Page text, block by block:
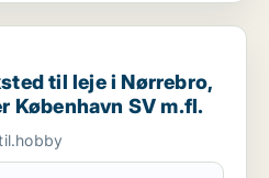
leje i Nørrebro, København NV
til leje i Nørrebro,
København SV m.fl.